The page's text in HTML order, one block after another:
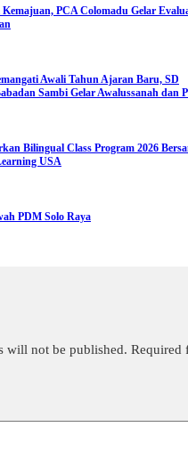
PCA Colomadu Gelar
Awali Tahun Ajaran Baru, SD
Sambi Gelar Awalussanah dan
Bilingual Class Program 2026
USA
PDM Solo Raya
will not be published. Required